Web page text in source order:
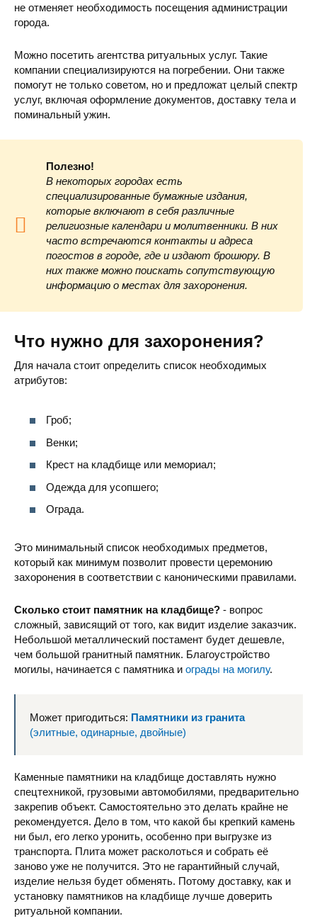
не отменяет необходимость посещения администрации
города.
Можно посетить агентства ритуальных услуг. Такие
компании специализируются на погребении. Они также
помогут не только советом, но и предложат целый спектр
услуг, включая оформление документов, доставку тела и
поминальный ужин.
Полезно!
В некоторых городах есть
специализированные бумажные издания,
которые включают в себя различные
религиозные календари и молитвенники. В них
часто встречаются контакты и адреса
погостов в городе, где и издают брошюру. В
них также можно поискать сопутствующую
информацию о местах для захоронения.
Что нужно для захоронения?
Для начала стоит определить список необходимых
атрибутов:
Гроб;
Венки;
Крест на кладбище или мемориал;
Одежда для усопшего;
Ограда.
Это минимальный список необходимых предметов,
который как минимум позволит провести церемонию
захоронения в соответствии с каноническими правилами.
Сколько стоит памятник на кладбище? - вопрос
сложный, зависящий от того, как видит изделие заказчик.
Небольшой металлический постамент будет дешевле,
чем большой гранитный памятник. Благоустройство
могилы, начинается с памятника и ограды на могилу.
Может пригодиться: Памятники из гранита
(элитные, одинарные, двойные)
Каменные памятники на кладбище доставлять нужно
спецтехникой, грузовыми автомобилями, предварительно
закрепив объект. Самостоятельно это делать крайне не
рекомендуется. Дело в том, что какой бы крепкий камень
ни был, его легко уронить, особенно при выгрузке из
транспорта. Плита может расколоться и собрать её
заново уже не получится. Это не гарантийный случай,
изделие нельзя будет обменять. Потому доставку, как и
установку памятников на кладбище лучше доверить
ритуальной компании.